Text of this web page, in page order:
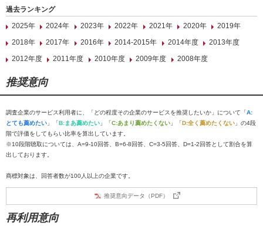
過去ランキング
2025年
2024年 2023年 2022年 2021年 2020年
2019年
2018年
2017年 2016年 2014-2015年 2014年度
2013年度
2012年度
2011年度 2010年度 2009年度 2008年度
推奨意向
調査企業のサービス利用者に、「どの程度その企業のサービスを推奨したいか」について「A:
とても薦めたい 」「B:まあ薦めたい 」「C:あまり薦めたくない 」「D:全く薦めたくない 」の4段
階で評価をしてもらい比率を算出しています。
※10段階聴取については、A=9-10回答、B=6-8回答、C=3-5回答、D=1-2回答として割合を算
出しております。
商標対象は、回答者数が100人以上の企業です。
推奨意向データ（PDF）
再利用意向